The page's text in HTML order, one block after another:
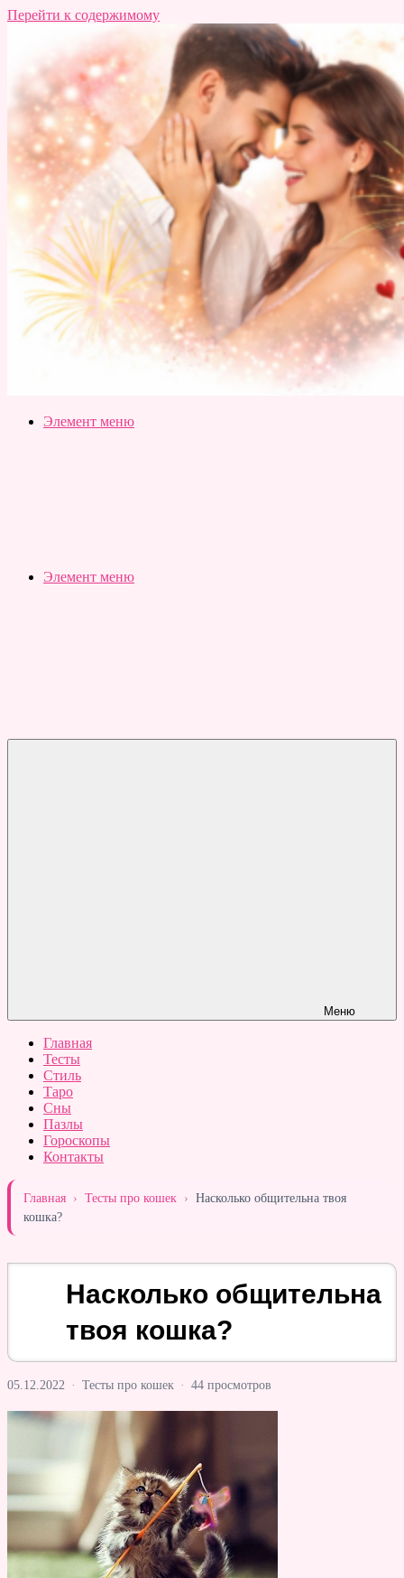
Перейти к содержимому
Slubovju.ru
Бесплатные
Элемент меню
Элемент меню
Меню
Главная
Тесты
Стиль
Таро
Сны
Пазлы
Гороскопы
Контакты
Главная › Тесты про кошек › Насколько общительна твоя
кошка?
Насколько общительна
твоя кошка?
05.12.2022 · Тесты про кошек · 44 просмотров